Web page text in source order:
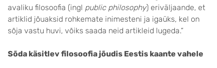
avaliku filosoofia (ingl public philosophy) eriväljaande, et
artiklid jõuaksid rohkemate inimesteni ja igaüks, kel on
sõja vastu huvi, võiks saada neid artikleid lugeda.“
Sõda käsitlev filosoofia jõudis Eestis kaante vahele